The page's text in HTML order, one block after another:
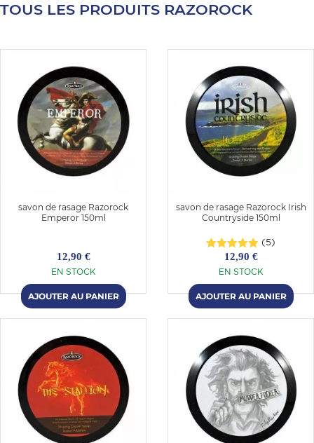
FRAICHE
TOUS LES PRODUITS RAZOROCK
savon de rasage Razorock
Emperor 150ml
12,90 €
EN STOCK
savon de rasage Razorock Irish
Countryside 150ml
(5)
12,90 €
EN STOCK